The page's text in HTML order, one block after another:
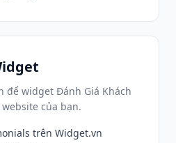
để widget Đánh Giá Khách
của bạn.
trên Widget.vn